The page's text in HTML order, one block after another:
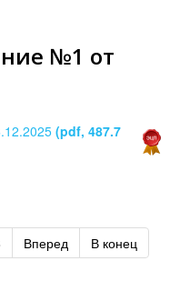
№1 от
(pdf, 487.7
Вперед В конец